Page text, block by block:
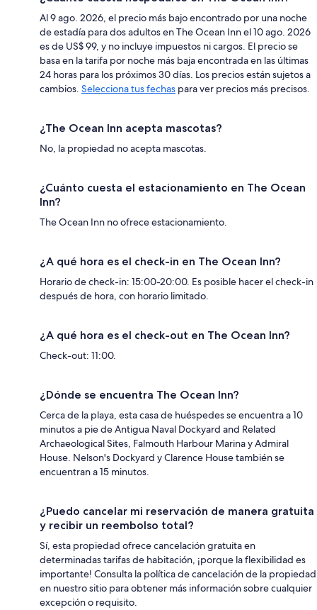
Al 9 ago. 2026, el precio más bajo encontrado por una noche
de estadía para dos adultos en The Ocean Inn el 10 ago. 2026
es de US$ 99, y no incluye impuestos ni cargos. El precio se
basa en la tarifa por noche más baja encontrada en las últimas
24 horas para los próximos 30 días. Los precios están sujetos a
cambios. Selecciona tus fechas para ver precios más precisos.
¿The Ocean Inn acepta mascotas?
No, la propiedad no acepta mascotas.
¿Cuánto cuesta el estacionamiento en The Ocean
Inn?
The Ocean Inn no ofrece estacionamiento.
¿A qué hora es el check-in en The Ocean Inn?
Horario de check-in: 15:00-20:00. Es posible hacer el check-in
después de hora, con horario limitado.
¿A qué hora es el check-out en The Ocean Inn?
Check-out: 11:00.
¿Dónde se encuentra The Ocean Inn?
Cerca de la playa, esta casa de huéspedes se encuentra a 10
minutos a pie de Antigua Naval Dockyard and Related
Archaeological Sites, Falmouth Harbour Marina y Admiral
House. Nelson's Dockyard y Clarence House también se
encuentran a 15 minutos.
¿Puedo cancelar mi reservación de manera gratuita
y recibir un reembolso total?
Sí, esta propiedad ofrece cancelación gratuita en
determinadas tarifas de habitación, ¡porque la flexibilidad es
importante! Consulta la política de cancelación de la propiedad
en nuestro sitio para obtener más información sobre cualquier
excepción o requisito.